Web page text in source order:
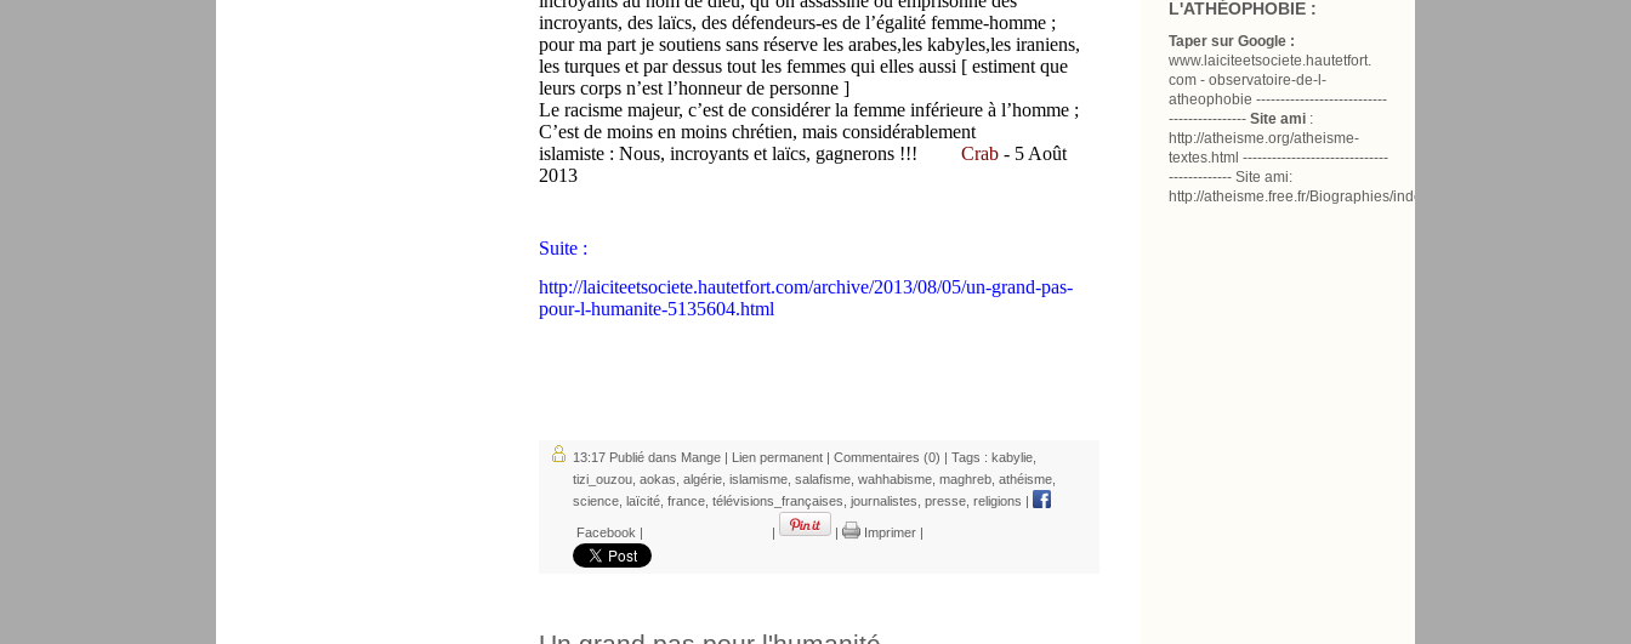
L'ATHÉOPHOBIE :
Taper sur Google :
www.laiciteetsociete.hautetfort.
com - observatoire-de-l-
atheophobie ---------------------------
---------------- Site ami :
http://atheisme.org/atheisme-
textes.html ------------------------------
------------- Site ami:
http://atheisme.free.fr/Biographies/index.html
incroyants, des laïcs, des défendeurs-es de l’égalité femme-homme ;
pour ma part je soutiens sans réserve les arabes,les kabyles,les iraniens,
les turques et par dessus tout les femmes qui elles aussi [ estiment que
leurs corps n’est l’honneur de personne ]
Le racisme majeur, c’est de considérer la femme inférieure à l’homme ;
C’est de moins en moins chrétien, mais considérablement
islamiste : Nous, incroyants et laïcs, gagnerons !!!
Crab - 5 Août
2013
Suite :
http://laiciteetsociete.hautetfort.com/archive/2013/08/05/un-grand-pas-
pour-l-humanite-5135604.html
13:17 Publié dans Mange | Lien permanent | Commentaires (0) | Tags : kabylie
tizi_ouzou aokas algérie islamisme salafisme wahhabisme maghreb athéisme
science laïcité france télévisions_françaises journalistes presse religions |
Facebook | | | Imprimer |